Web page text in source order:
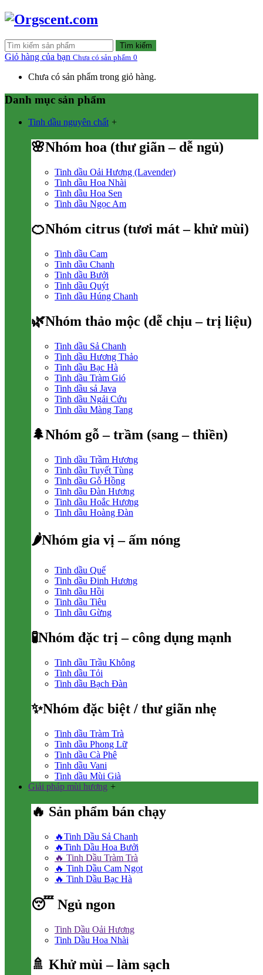
Tìm kiếm
Giỏ hàng của bạn Chưa có sản phẩm 0
Chưa có sản phẩm trong giỏ hàng.
Danh mục sản phẩm
Tinh dầu nguyên chất +
🌸Nhóm hoa (thư giãn – dễ ngủ)
Tinh dầu Oải Hương (Lavender)
Tinh dầu Hoa Nhài
Tinh dầu Hoa Sen
Tinh dầu Ngọc Am
🍊Nhóm citrus (tươi mát – khử mùi)
Tinh dầu Cam
Tinh dầu Chanh
Tinh dầu Bưởi
Tinh dầu Quýt
Tinh dầu Húng Chanh
🌿Nhóm thảo mộc (dễ chịu – trị liệu)
Tinh dầu Sả Chanh
Tinh dầu Hương Thảo
Tinh dầu Bạc Hà
Tinh dầu Tràm Gió
Tinh dầu sả Java
Tinh dầu Ngải Cứu
Tinh dầu Màng Tang
🌲Nhóm gỗ – trầm (sang – thiền)
Tinh dầu Trầm Hương
Tinh dầu Tuyết Tùng
Tinh dầu Gỗ Hồng
Tinh dầu Đàn Hương
Tinh dầu Hoắc Hương
Tinh dầu Hoàng Đàn
🌶Nhóm gia vị – ấm nóng
Tinh dầu Quế
Tinh dầu Đinh Hương
Tinh dầu Hồi
Tinh dầu Tiêu
Tinh dầu Gừng
🧪Nhóm đặc trị – công dụng mạnh
Tinh dầu Trầu Không
Tinh dầu Tỏi
Tinh dầu Bạch Đàn
✨Nhóm đặc biệt / thư giãn nhẹ
Tinh dầu Tràm Trà
Tinh dầu Phong Lữ
Tinh dầu Cà Phê
Tinh dầu Vani
Tinh dầu Mùi Già
Giải pháp mùi hương +
🔥 Sản phẩm bán chạy
🔥Tinh Dầu Sả Chanh
🔥Tinh Dầu Hoa Bưởi
🔥 Tinh Dầu Tràm Trà
🔥 Tinh Dầu Cam Ngọt
🔥 Tinh Dầu Bạc Hà
😴 Ngủ ngon
Tinh Dầu Oải Hương
Tinh Dầu Hoa Nhài
🚿 Khử mùi – làm sạch